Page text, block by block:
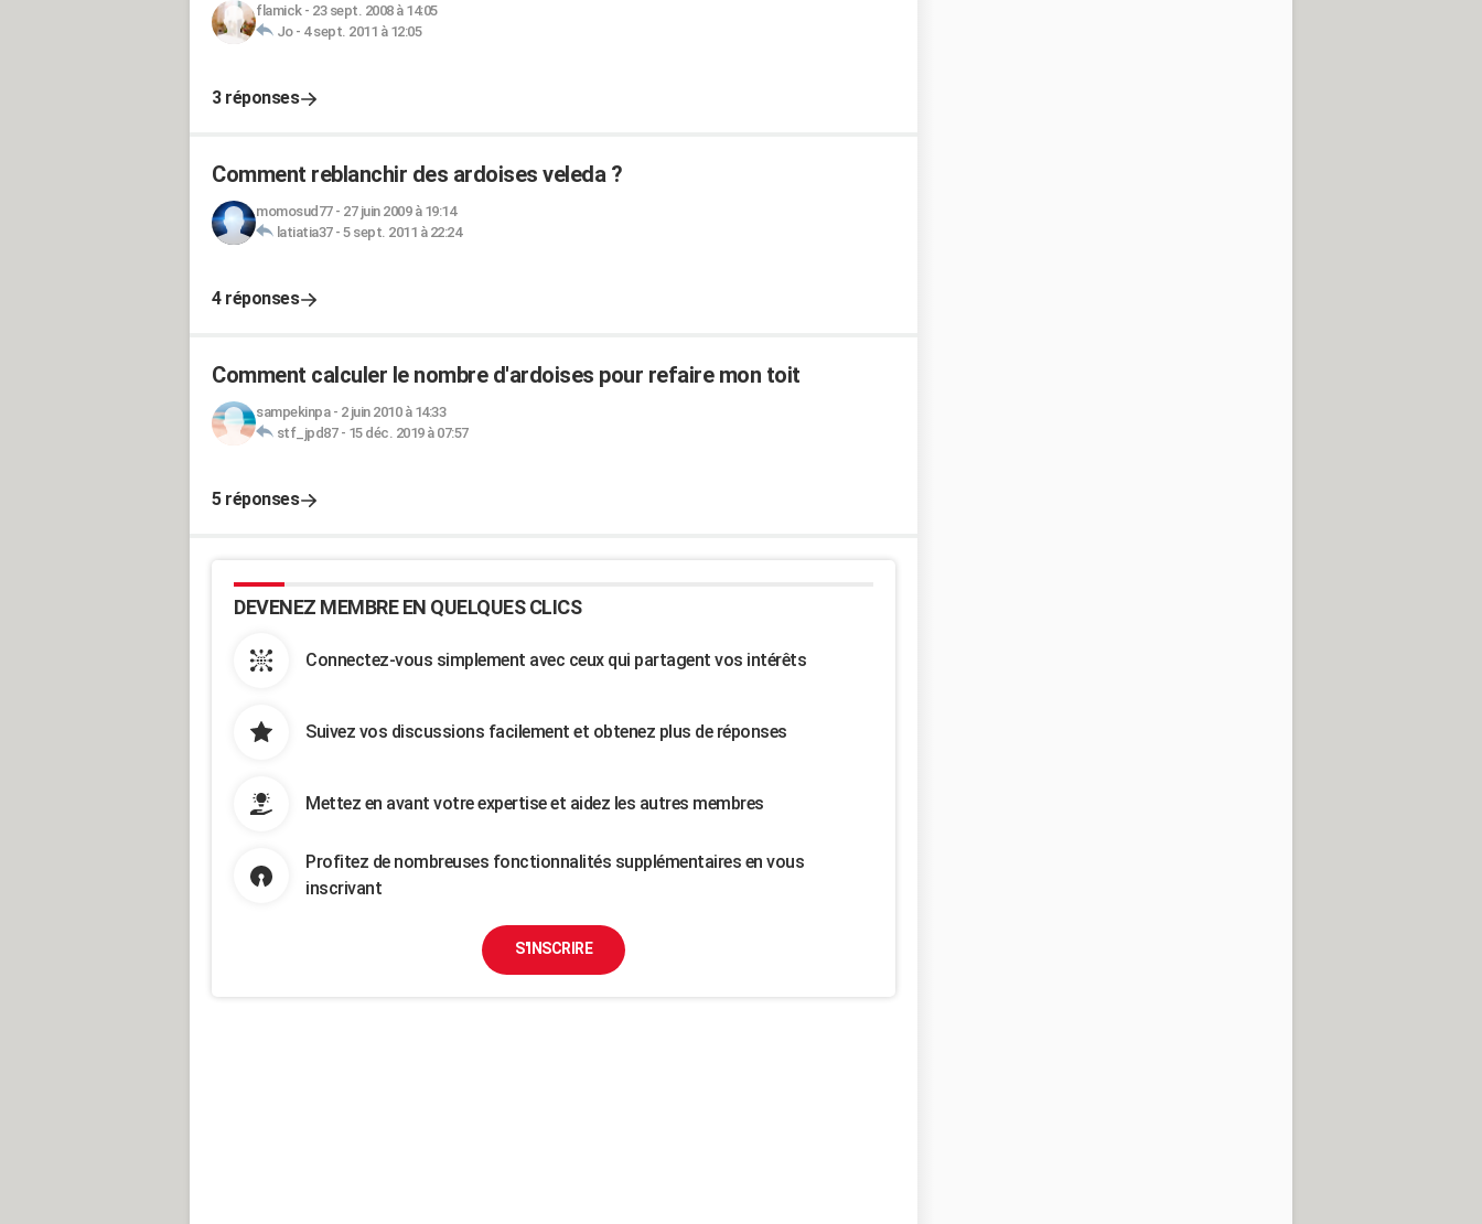
flamick- 23 sept. 2008 à 14:05
Jo- 4 sept. 2011 à 12:05
3 réponses
Comment reblanchir des ardoises veleda ?
momosud77- 27 juin 2009 à 19:14
latiatia37- 5 sept. 2011 à 22:24
4 réponses
Comment calculer le nombre d'ardoises pour refaire mon toit
sampekinpa- 2 juin 2010 à 14:33
stf_jpd87- 15 déc. 2019 à 07:57
5 réponses
DEVENEZ MEMBRE EN QUELQUES CLICS
Connectez-vous simplement avec ceux qui partagent vos intérêts
Suivez vos discussions facilement et obtenez plus de réponses
Mettez en avant votre expertise et aidez les autres membres
Profitez de nombreuses fonctionnalités supplémentaires en vous
inscrivant
S'INSCRIRE